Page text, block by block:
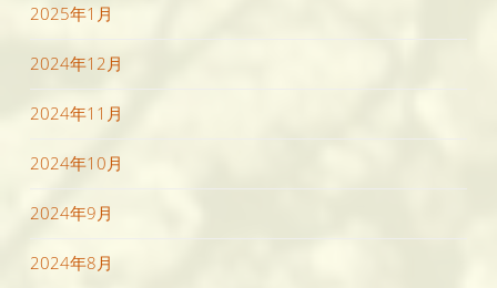
2025年1月
2024年12月
2024年11月
2024年10月
2024年9月
2024年8月